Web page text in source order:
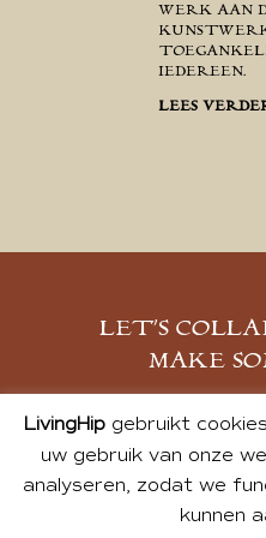
WERK AAN
IEDEREEN.
LEES
LET’S
MAKE
MELD
LivingHipgebruikt
uw gebruik van onze
analyseren, zodat we
kunnen